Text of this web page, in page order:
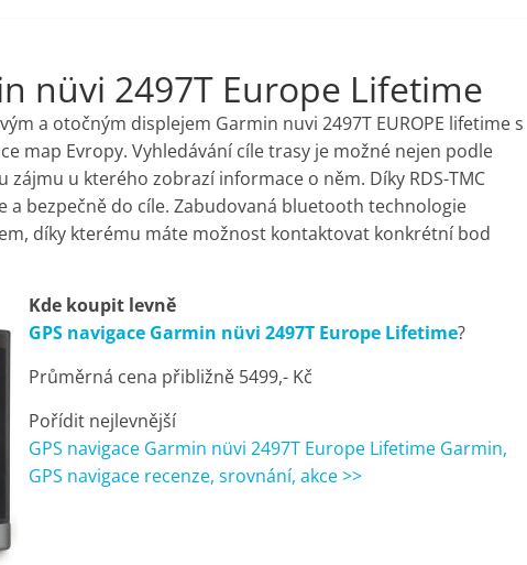
nüvi 2497T Europe Lifetime
a otočným displejem Garmin nuvi 2497T EUROPE lifetime s
map Evropy. Vyhledávání cíle trasy je možné nejen podle
u kterého zobrazí informace o něm. Díky RDS-TMC
a bezpečně do cíle. Zabudovaná bluetooth technologie
díky kterému máte možnost kontaktovat konkrétní bod
Kde koupit levně
GPS navigace Garmin nüvi 2497T Europe Lifetime?
Průměrná cena přibližně 5499,- Kč
Pořídit nejlevnější
GPS navigace Garmin nüvi 2497T Europe Lifetime Garmin,
GPS navigace recenze, srovnání, akce >>